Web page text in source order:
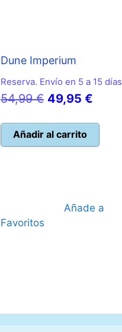
Dune Imperium
Reserva. Envío en 5 a 15
54,99€ El
original
era:
49,95 €
es:
Añadir al carrito
Añade a
Favoritos